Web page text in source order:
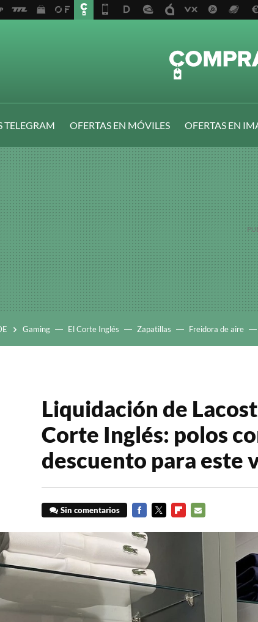
TELEGRAM OFERTAS EN MÓVILES OFERTAS EN
Gaming El Corte Inglés Zapatillas Freidora de aire
Liquidación de
Corte Inglés: polos
descuento para este
Sin comentarios